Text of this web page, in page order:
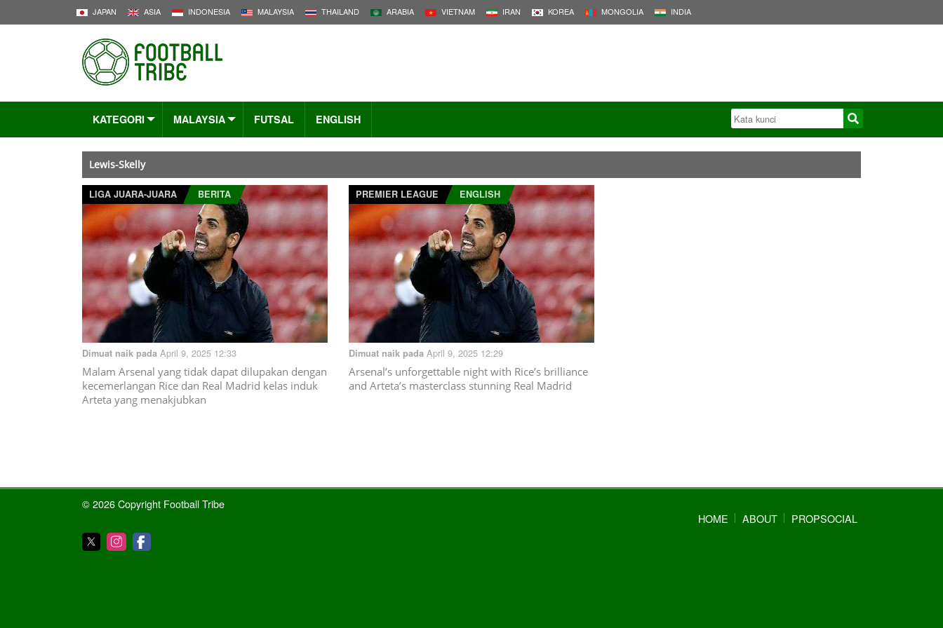
JAPAN ASIA INDONESIA MALAYSIA THAILAND ARABIA VIETNAM IRAN KOREA MONGOLIA INDIA
KATEGORI MALAYSIA FUTSAL ENGLISH
Lewis-Skelly
LIGA JUARA-JUARA BERITA
Dimuat naik pada April 9, 2025 12:33
Malam Arsenal yang tidak dapat dilupakan dengan
kecemerlangan Rice dan Real Madrid kelas induk
Arteta yang menakjubkan
PREMIER LEAGUE ENGLISH
Dimuat naik pada April 9, 2025 12:29
Arsenal’s unforgettable night with Rice’s brilliance
and Arteta’s masterclass stunning Real Madrid
© 2026 Copyright Football Tribe
HOME
ABOUT PROPSOCIAL